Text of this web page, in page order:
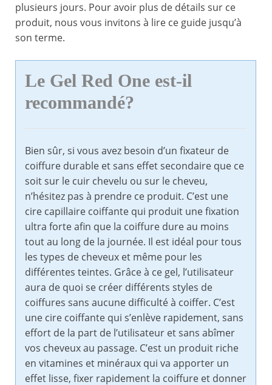
plusieurs jours. Pour avoir plus de détails sur ce
produit, nous vous invitons à lire ce guide jusqu’à
son terme.
Le Gel Red One est-il
recommandé?
Bien sûr, si vous avez besoin d’un fixateur de
coiffure durable et sans effet secondaire que ce
soit sur le cuir chevelu ou sur le cheveu,
n’hésitez pas à prendre ce produit. C’est une
cire capillaire coiffante qui produit une fixation
ultra forte afin que la coiffure dure au moins
tout au long de la journée. Il est idéal pour tous
les types de cheveux et même pour les
différentes teintes. Grâce à ce gel, l’utilisateur
aura de quoi se créer différents styles de
coiffures sans aucune difficulté à coiffer. C’est
une cire coiffante qui s’enlève rapidement, sans
effort de la part de l’utilisateur et sans abîmer
vos cheveux au passage. C’est un produit riche
en vitamines et minéraux qui va apporter un
effet lisse, fixer rapidement la coiffure et donner